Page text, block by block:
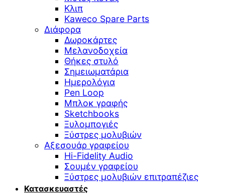
Κλιπ
Kaweco Spare Parts
Διάφορα
Δωροκάρτες
Μελανοδοχεία
Θήκες στυλό
Σημειωματάρια
Ημερολόγια
Pen Loop
Μπλοκ γραφής
Sketchbooks
Ξυλομπογιές
Ξύστρες μολυβιών
Αξεσουάρ γραφείου
Hi-Fidelity Audio
Σουμέν γραφείου
Ξύστρες μολυβιών επιτραπέζιες
Κατασκευαστές